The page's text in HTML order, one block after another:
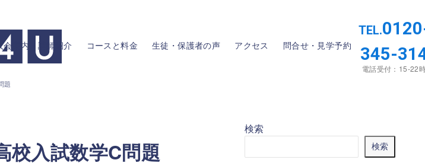
入会案内・講師紹介 コースと料金 生徒・保護者の声 アクセス 問合せ・見学予約
TEL.
345-
電話受付：15-22
題
校入試数学C問題
検索
検索